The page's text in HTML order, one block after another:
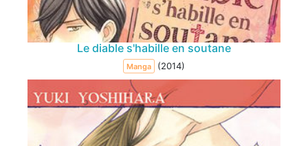
Le diable s'habille en soutane
Manga (2014)